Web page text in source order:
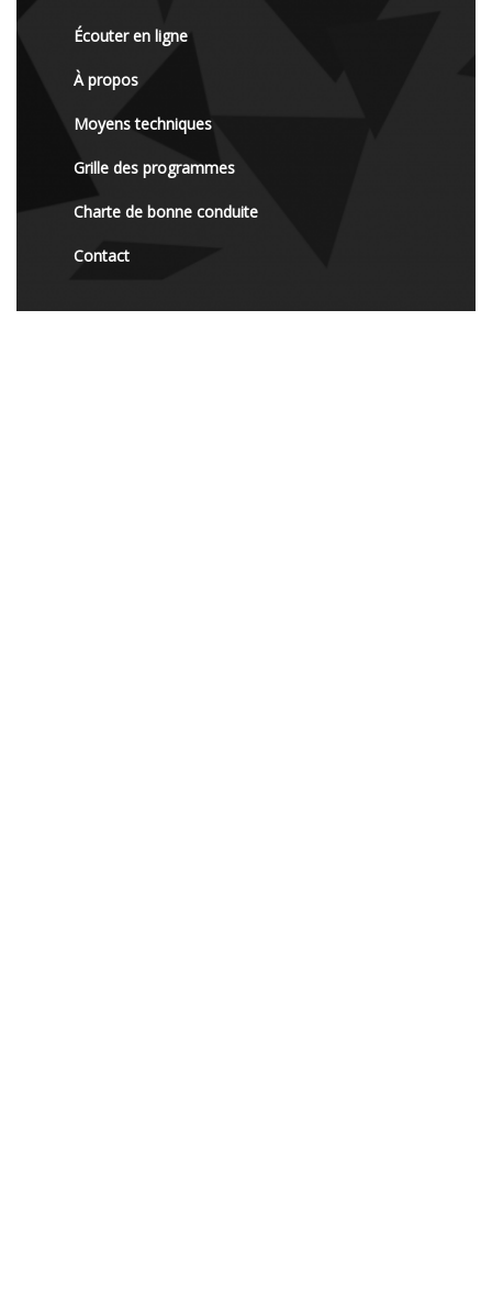
Écouter en ligne
À propos
Moyens techniques
Grille des programmes
Charte de bonne conduite
Contact